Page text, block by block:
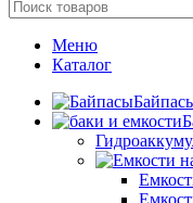
Меню
Каталог